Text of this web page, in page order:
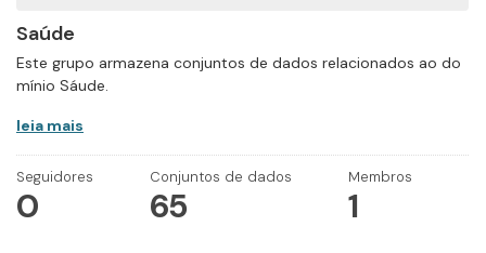
Saúde
Este grupo armazena conjuntos de dados relacionados ao do
mínio Sáude.
leia mais
Seguidores
0
Conjuntos de dados
65
Membros
1